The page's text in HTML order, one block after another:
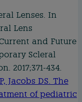
Lenses. In
Lens
and Future
Scleral
2017;371-434.
Jacobs DS. The
of pediatric